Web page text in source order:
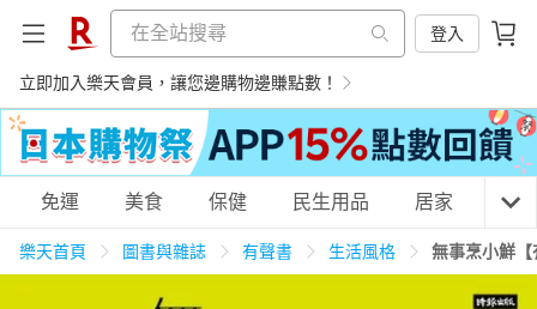
登入
立即加入樂天會員，讓您邊購物邊賺點數！
購物網分類
免運 美食 保健 民生用品 居家 3C
樂天首頁 圖書與雜誌 有聲書 生活風格 無事烹小鮮【